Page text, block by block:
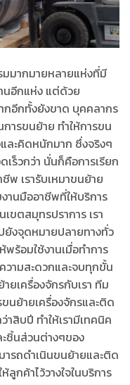
มมากมายหลายแห่งที่มี
นอีกแห่ง แต่ด้วย
กอีกทั้งยังขาด บุคคลากร
ารขนย้าย ทำให้การขน
และคิดหนักมาก ซึ่งจริงๆ
เร็วกว่า นั่นก็คือการเรียก
พ เรารับเหมาขนย้าย
านมืออาชีพที่ให้บริการ
ขตสมุทรปราการ เรา
ยังจุดหมายปลายทางทั่ว
ร้อมใช้งานเมื่อทำการ
วามสะดวกและจบทุกขั้น
ยเครื่องจักรกับเรา ทีม
นย้ายเครื่องจักรและติด
สิบปี ทำให้เรามีเทคนิค
ชิ้นส่วนต่างๆของ
ารถดำเนินขนย้ายและติด
กค้าไว้วางใจในบริการ